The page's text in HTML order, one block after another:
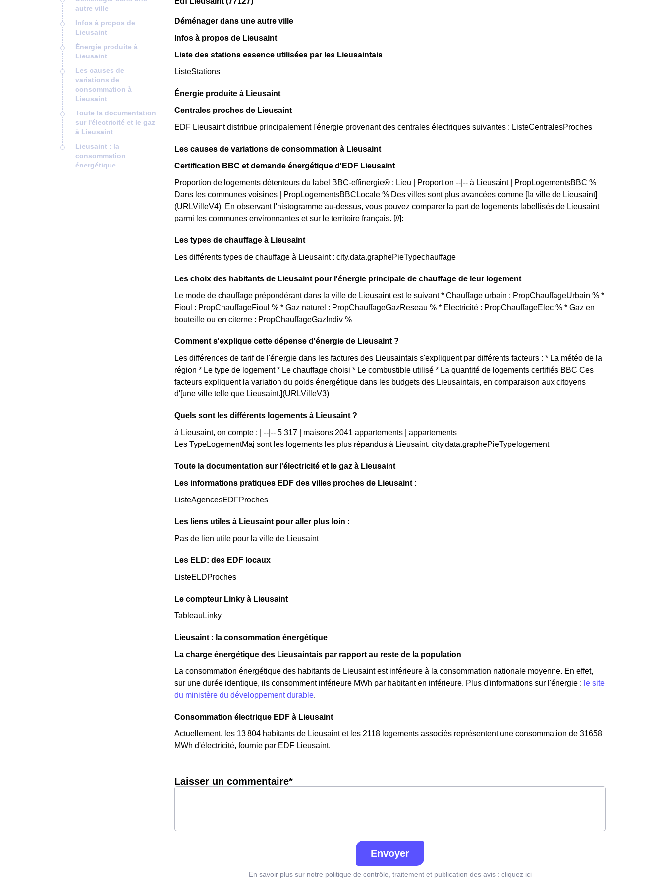
autre ville
Infos à propos de
Lieusaint
Énergie produite à
Lieusaint
Les causes de
variations de
consommation à
Lieusaint
Toute la documentation
sur l'électricité et le gaz
à Lieusaint
Lieusaint : la
consommation
énergétique
Déménager dans une autre ville
Infos à propos de Lieusaint
Liste des stations essence utilisées par les Lieusaintais
ListeStations
Énergie produite à Lieusaint
Centrales proches de Lieusaint
EDF Lieusaint distribue principalement l'énergie provenant des centrales électriques suivantes : ListeCentralesProches
Les causes de variations de consommation à Lieusaint
Certification BBC et demande énergétique d'EDF Lieusaint
Proportion de logements détenteurs du label BBC-effinergie® : Lieu | Proportion --|-- à Lieusaint | PropLogementsBBC %
Dans les communes voisines | PropLogementsBBCLocale % Des villes sont plus avancées comme [la ville de Lieusaint]
(URLVilleV4). En observant l'histogramme au-dessus, vous pouvez comparer la part de logements labellisés de Lieusaint
parmi les communes environnantes et sur le territoire français. [//]:
Les types de chauffage à Lieusaint
Les différents types de chauffage à Lieusaint : city.data.graphePieTypechauffage
Les choix des habitants de Lieusaint pour l'énergie principale de chauffage de leur logement
Le mode de chauffage prépondérant dans la ville de Lieusaint est le suivant * Chauffage urbain : PropChauffageUrbain % *
Fioul : PropChauffageFioul % * Gaz naturel : PropChauffageGazReseau % * Electricité : PropChauffageElec % * Gaz en
bouteille ou en citerne : PropChauffageGazIndiv %
Comment s'explique cette dépense d'énergie de Lieusaint ?
Les différences de tarif de l'énergie dans les factures des Lieusaintais s'expliquent par différents facteurs : * La météo de la
région * Le type de logement * Le chauffage choisi * Le combustible utilisé * La quantité de logements certifiés BBC Ces
facteurs expliquent la variation du poids énergétique dans les budgets des Lieusaintais, en comparaison aux citoyens
d'[une ville telle que Lieusaint.](URLVilleV3)
Quels sont les différents logements à Lieusaint ?
à Lieusaint, on compte : | --|-- 5 317 | maisons 2041 appartements | appartements
Les TypeLogementMaj sont les logements les plus répandus à Lieusaint. city.data.graphePieTypelogement
Toute la documentation sur l'électricité et le gaz à Lieusaint
Les informations pratiques EDF des villes proches de Lieusaint :
ListeAgencesEDFProches
Les liens utiles à Lieusaint pour aller plus loin :
Pas de lien utile pour la ville de Lieusaint
Les ELD: des EDF locaux
ListeELDProches
Le compteur Linky à Lieusaint
TableauLinky
Lieusaint : la consommation énergétique
La charge énergétique des Lieusaintais par rapport au reste de la population
La consommation énergétique des habitants de Lieusaint est inférieure à la consommation nationale moyenne. En effet,
sur une durée identique, ils consomment inférieure MWh par habitant en inférieure. Plus d'informations sur l'énergie : le site
du ministère du développement durable.
Consommation électrique EDF à Lieusaint
Actuellement, les 13 804 habitants de Lieusaint et les 2118 logements associés représentent une consommation de 31658
MWh d'électricité, fournie par EDF Lieusaint.
Laisser un commentaire*
Envoyer
En savoir plus sur notre politique de contrôle, traitement et publication des avis : cliquez ici